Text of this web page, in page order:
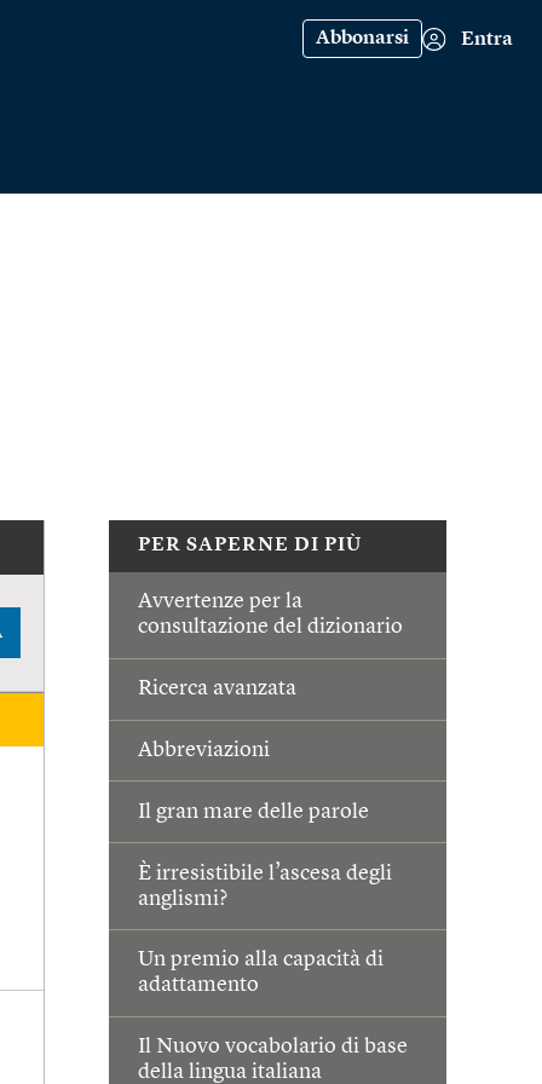
Abbonarsi Entra
PER SAPERNE DI PIÙ
Avvertenze per la
consultazione del dizionario
Ricerca avanzata
Abbreviazioni
Il gran mare delle parole
È irresistibile l’ascesa degli
anglismi?
Un premio alla capacità di
adattamento
Il Nuovo vocabolario di base
della lingua italiana